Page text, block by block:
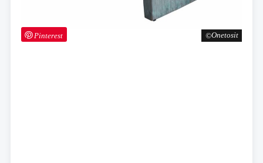
Onetosit
Pinterest